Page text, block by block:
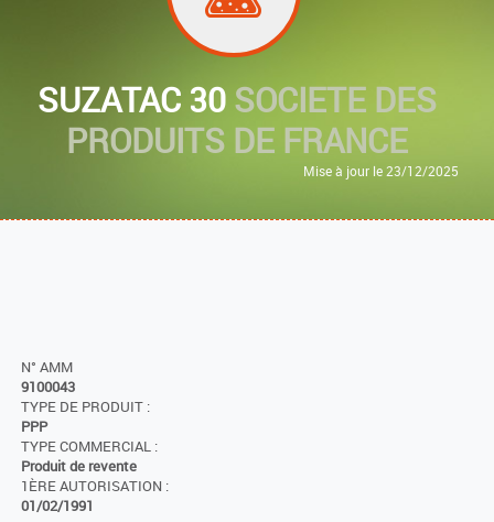
SUZATAC 30SOCIETE DES
PRODUITS DE FRANCE
Mise à jour le 23/12/2025
N° AMM
9100043
TYPE DE PRODUIT :
PPP
TYPE COMMERCIAL :
Produit de revente
1ÈRE AUTORISATION :
01/02/1991